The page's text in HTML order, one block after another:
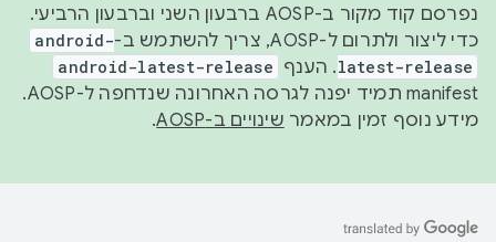
נפרסם קוד מקור ב-AOSP ברבעון השני וברבעון הרביעי.
כדי ליצור ולתרום ל-AOSP, צריך להשתמש ב-
android-
latest-release. הענף android-latest-release
manifest תמיד יפנה לגרסה האחרונה שנדחפה ל-AOSP.
מידע נוסף זמין במאמר שינויים ב-AOSP .